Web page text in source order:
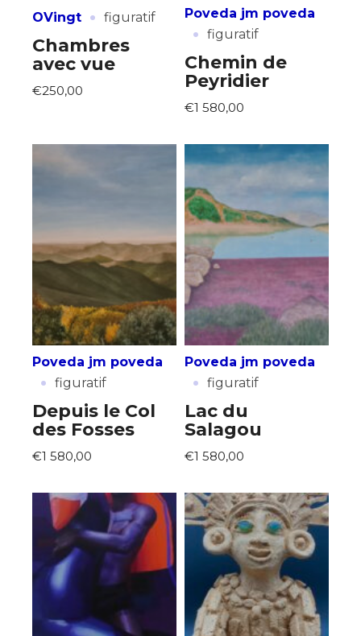
Adresse email*
Nom
Statut / Organisation
J'accepte les termes et conditions
* Champ obligatoire
Prénom
Statut / Organisation
J'accepte lestermes et conditions
OVingt · figuratif
Chambres
avec vue
€250,00
Poveda jm poveda
· figuratif
Chemin de
Peyridier
€1 580,00
Poveda jm poveda
· figuratif
Depuis le Col
des Fosses
€1 580,00
Poveda jm poveda
· figuratif
Lac du
Salagou
€1 580,00